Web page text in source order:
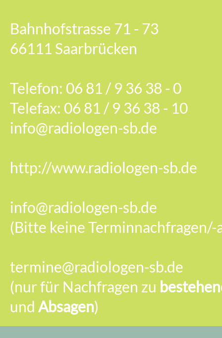
Bahnhofstrasse 71 - 73
66111 Saarbrücken
Telefon: 06 81 / 9 36 38 - 0
Telefax: 06 81 / 9 36 38 - 10
info@radiologen-sb.de
http://www.radiologen-sb.de
info@radiologen-sb.de
(Bitte keine Terminnachfragen/-
termine@radiologen-sb.de
(nur für Nachfragen zu
und Absagen)